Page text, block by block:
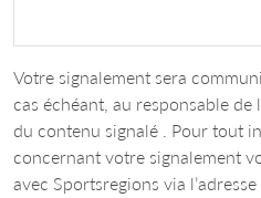
Votre signalement sera
cas échéant, au responsable
du contenu signalé . Pour tout
concernant votre signalement
avec Sportsregions via l’adresse